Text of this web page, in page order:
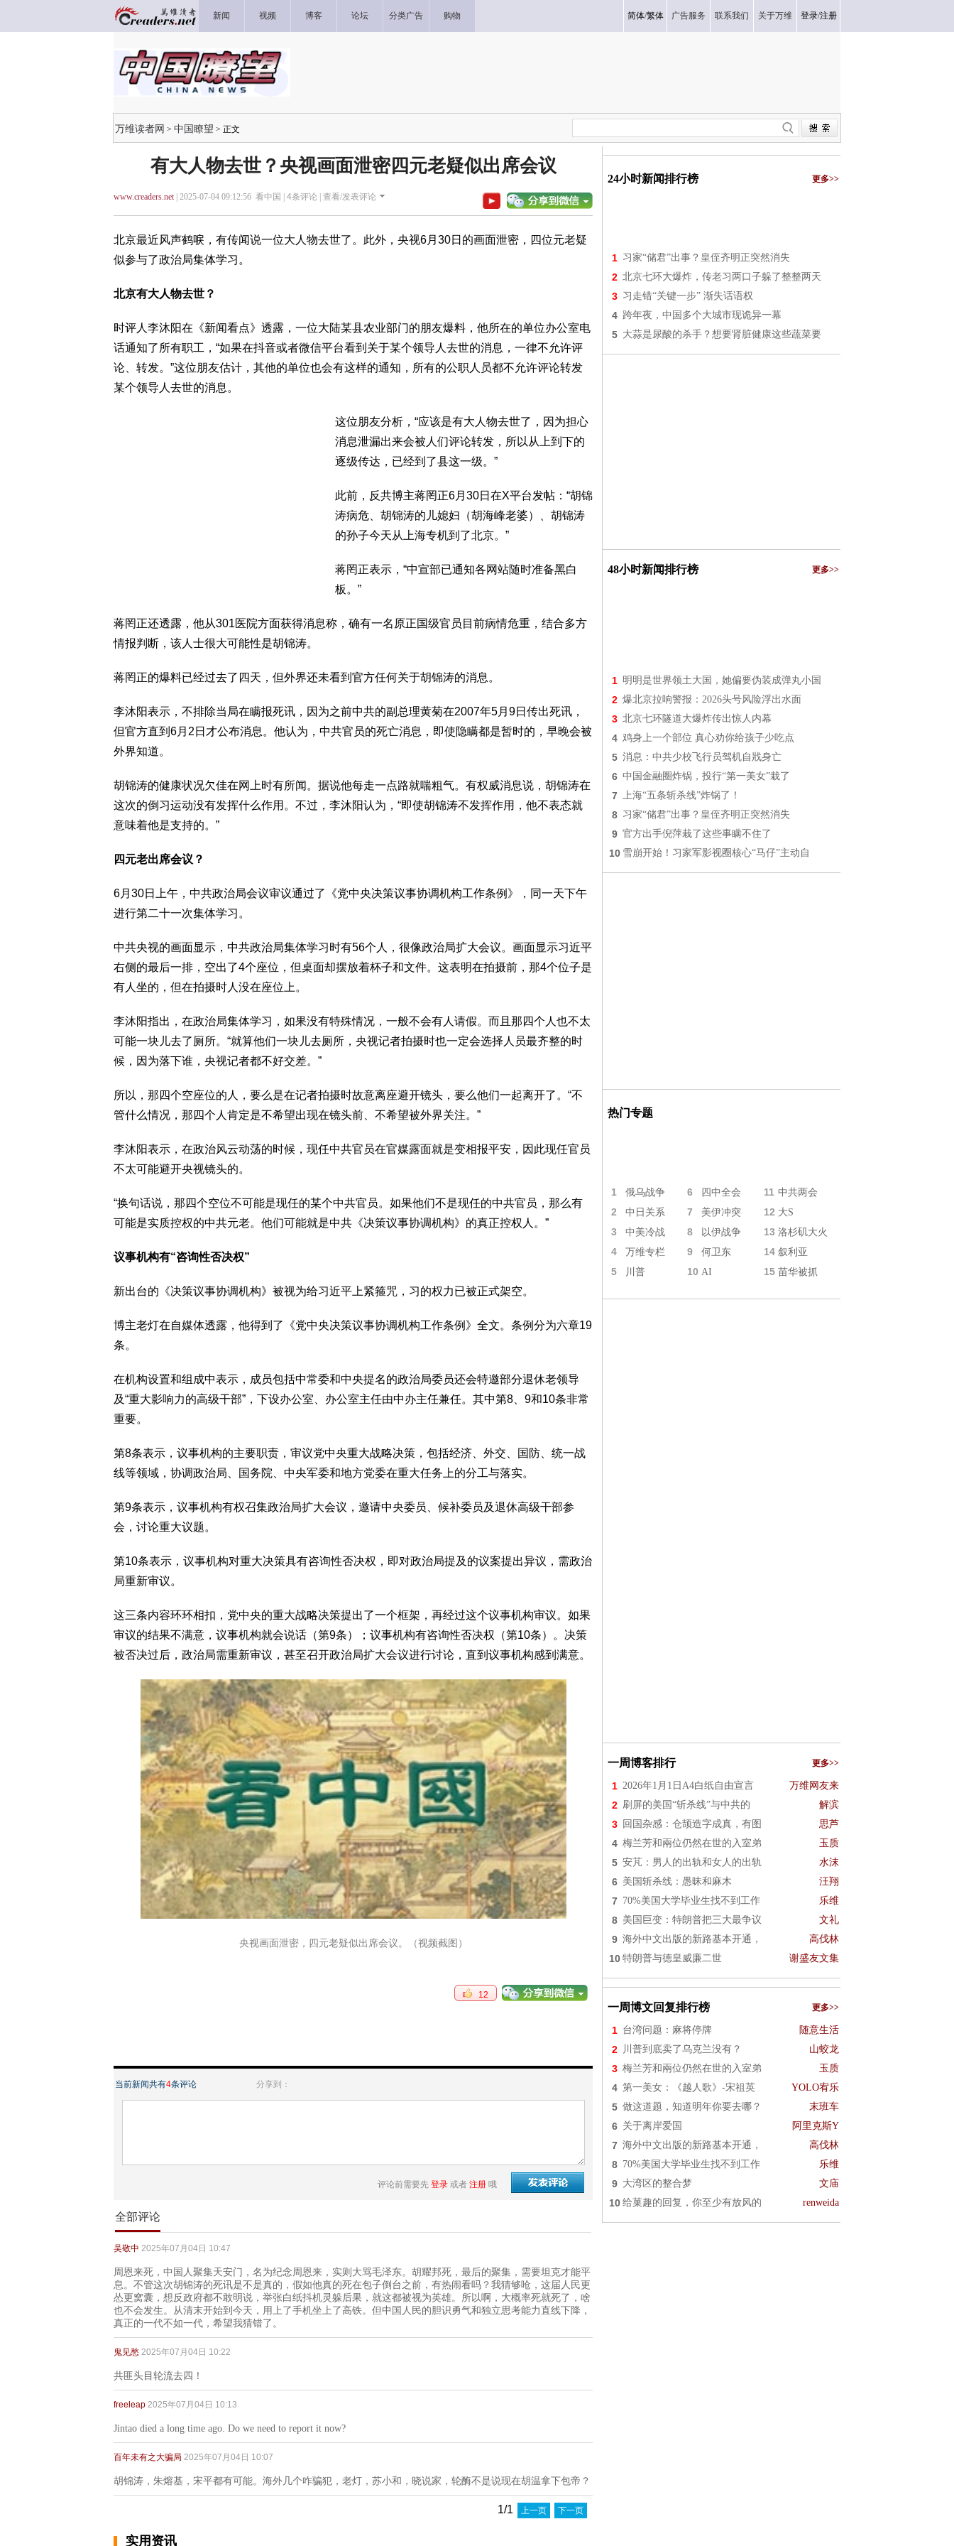
新闻 视频 博客 论坛 分类广告 购物 简体/繁体 广告服务 联系我们 关于万维 登录/注册
万维读者网 > 中国瞭望 > 正文
有大人物去世？央视画面泄密四元老疑似出席会议
www.creaders.net| 2025-07-04 09:12:56 看中国 | 4条评论 | 查看/发表评论
北京最近风声鹤唳，有传闻说一位大人物去世了。此外，央视6月30日的画面泄密，四位元老疑
似参与了政治局集体学习。
北京有大人物去世？
时评人李沐阳在《新闻看点》透露，一位大陆某县农业部门的朋友爆料，他所在的单位办公室电
话通知了所有职工，“如果在抖音或者微信平台看到关于某个领导人去世的消息，一律不允许评
论、转发。”这位朋友估计，其他的单位也会有这样的通知，所有的公职人员都不允许评论转发
某个领导人去世的消息。
这位朋友分析，“应该是有大人物去世了，因为担心
消息泄漏出来会被人们评论转发，所以从上到下的
逐级传达，已经到了县这一级。”
此前，反共博主蒋罔正6月30日在X平台发帖：“胡锦
涛病危、胡锦涛的儿媳妇（胡海峰老婆）、胡锦涛
的孙子今天从上海专机到了北京。”
蒋罔正表示，“中宣部已通知各网站随时准备黑白
板。”
蒋罔正还透露，他从301医院方面获得消息称，确有一名原正国级官员目前病情危重，结合多方
情报判断，该人士很大可能性是胡锦涛。
蒋罔正的爆料已经过去了四天，但外界还未看到官方任何关于胡锦涛的消息。
李沐阳表示，不排除当局在瞒报死讯，因为之前中共的副总理黄菊在2007年5月9日传出死讯，
但官方直到6月2日才公布消息。他认为，中共官员的死亡消息，即使隐瞒都是暂时的，早晚会被
外界知道。
胡锦涛的健康状况欠佳在网上时有所闻。据说他每走一点路就喘粗气。有权威消息说，胡锦涛在
这次的倒习运动没有发挥什么作用。不过，李沐阳认为，“即使胡锦涛不发挥作用，他不表态就
意味着他是支持的。”
四元老出席会议？
6月30日上午，中共政治局会议审议通过了《党中央决策议事协调机构工作条例》，同一天下午
进行第二十一次集体学习。
中共央视的画面显示，中共政治局集体学习时有56个人，很像政治局扩大会议。画面显示习近平
右侧的最后一排，空出了4个座位，但桌面却摆放着杯子和文件。这表明在拍摄前，那4个位子是
有人坐的，但在拍摄时人没在座位上。
李沐阳指出，在政治局集体学习，如果没有特殊情况，一般不会有人请假。而且那四个人也不太
可能一块儿去了厕所。“就算他们一块儿去厕所，央视记者拍摄时也一定会选择人员最齐整的时
候，因为落下谁，央视记者都不好交差。”
所以，那四个空座位的人，要么是在记者拍摄时故意离座避开镜头，要么他们一起离开了。“不
管什么情况，那四个人肯定是不希望出现在镜头前、不希望被外界关注。”
李沐阳表示，在政治风云动荡的时候，现任中共官员在官媒露面就是变相报平安，因此现任官员
不太可能避开央视镜头的。
“换句话说，那四个空位不可能是现任的某个中共官员。如果他们不是现任的中共官员，那么有
可能是实质控权的中共元老。他们可能就是中共《决策议事协调机构》的真正控权人。”
议事机构有“咨询性否决权”
新出台的《决策议事协调机构》被视为给习近平上紧箍咒，习的权力已被正式架空。
博主老灯在自媒体透露，他得到了《党中央决策议事协调机构工作条例》全文。条例分为六章19
条。
在机构设置和组成中表示，成员包括中常委和中央提名的政治局委员还会特邀部分退休老领导
及“重大影响力的高级干部”，下设办公室、办公室主任由中办主任兼任。其中第8、9和10条非常
重要。
第8条表示，议事机构的主要职责，审议党中央重大战略决策，包括经济、外交、国防、统一战
线等领域，协调政治局、国务院、中央军委和地方党委在重大任务上的分工与落实。
第9条表示，议事机构有权召集政治局扩大会议，邀请中央委员、候补委员及退休高级干部参
会，讨论重大议题。
第10条表示，议事机构对重大决策具有咨询性否决权，即对政治局提及的议案提出异议，需政治
局重新审议。
这三条内容环环相扣，党中央的重大战略决策提出了一个框架，再经过这个议事机构审议。如果
审议的结果不满意，议事机构就会说话（第9条）；议事机构有咨询性否决权（第10条）。决策
被否决过后，政治局需重新审议，甚至召开政治局扩大会议进行讨论，直到议事机构感到满意。
央视画面泄密，四元老疑似出席会议。（视频截图）
12
当前新闻共有4条评论 分享到：
评论前需要先 登录 或者 注册 哦
全部评论
吴敬中 2025年07月04日 10:47
周恩来死，中国人聚集天安门，名为纪念周恩来，实则大骂毛泽东。胡耀邦死，最后的聚集，需要坦克才能平
息。不管这次胡锦涛的死讯是不是真的，假如他真的死在包子倒台之前，有热闹看吗？我猜够呛，这届人民更
怂更窝囊，想反政府都不敢明说，举张白纸抖机灵躲后果，就这都被视为英雄。所以啊，大概率死就死了，啥
也不会发生。从清末开始到今天，用上了手机坐上了高铁。但中国人民的胆识勇气和独立思考能力直线下降，
真正的一代不如一代，希望我猜错了。
鬼见愁 2025年07月04日 10:22
共匪头目轮流去四！
freeleap 2025年07月04日 10:13
Jintao died a long time ago. Do we need to report it now?
百年未有之大骗局 2025年07月04日 10:07
胡锦涛，朱熔基，宋平都有可能。海外几个咋骗犯，老灯，苏小和，晓说家，轮酶不是说现在胡温拿下包帝？
1/1 上一页 下一页
实用资讯
24小时新闻排行榜 更多>>
1 习家“储君”出事？皇侄齐明正突然消失
2 北京七环大爆炸，传老习两口子躲了整整两天
3 习走错“关键一步” 渐失话语权
4 跨年夜，中国多个大城市现诡异一幕
5 大蒜是尿酸的杀手？想要肾脏健康这些蔬菜要
48小时新闻排行榜 更多>>
1 明明是世界领土大国，她偏要伪装成弹丸小国
2 爆北京拉响警报：2026头号风险浮出水面
3 北京七环隧道大爆炸传出惊人内幕
4 鸡身上一个部位 真心劝你给孩子少吃点
5 消息：中共少校飞行员驾机自戕身亡
6 中国金融圈炸锅，投行“第一美女”栽了
7 上海“五条斩杀线”炸锅了！
8 习家“储君”出事？皇侄齐明正突然消失
9 官方出手倪萍栽了这些事瞒不住了
10 雪崩开始！习家军影视圈核心“马仔”主动自
热门专题
1 俄乌战争 6 四中全会 11 中共两会
2 中日关系 7 美伊冲突 12 大S
3 中美冷战 8 以伊战争 13 洛杉矶大火
4 万维专栏 9 何卫东 14 叙利亚
5 川普 10 AI 15 苗华被抓
一周博客排行 更多>>
1 2026年1月1日A4白纸自由宣言 万维网友来
2 刷屏的美国“斩杀线”与中共的 解滨
3 回国杂感：仓颉造字成真，有图 思芦
4 梅兰芳和兩位仍然在世的入室弟 玉质
5 安芃：男人的出轨和女人的出轨 水沫
6 美国斩杀线：愚昧和麻木 汪翔
7 70%美国大学毕业生找不到工作 乐维
8 美国巨变：特朗普把三大最争议 文礼
9 海外中文出版的新路基本开通， 高伐林
10 特朗普与德皇威廉二世 谢盛友文集
一周博文回复排行榜 更多>>
1 台湾问题：麻将停牌 随意生活
2 川普到底卖了乌克兰没有？ 山蛟龙
3 梅兰芳和兩位仍然在世的入室弟 玉质
4 第一美女：《越人歌》-宋祖英 YOLO宥乐
5 做这道题，知道明年你要去哪？ 末班车
6 关于离岸爱国 阿里克斯Y
7 海外中文出版的新路基本开通， 高伐林
8 70%美国大学毕业生找不到工作 乐维
9 大湾区的整合梦 文庙
10 给菓趣的回复，你至少有放风的 renweida